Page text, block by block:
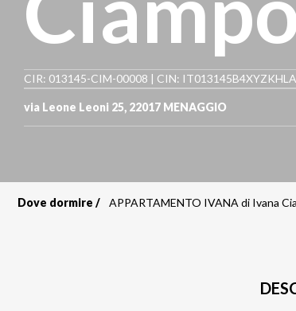
CIR: 013145-CIM-00008 | CIN:
via Leone Leoni 25, 22017 MENAGGIO
Dove dormire APPARTAMENTO IVANA di Ivana